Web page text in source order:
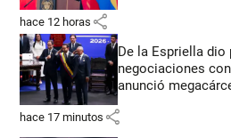
hace 12 horas share
De la Espriella
negociaciones
anunció
hace 17 minutos share